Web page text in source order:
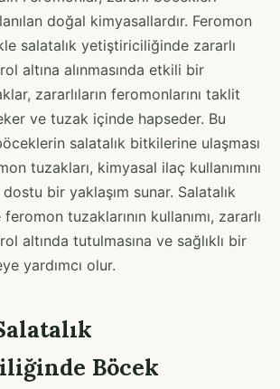
doğal kimyasallardır. Feromon
salatalık yetiştiriciliğinde zararlı
altına alınmasında etkili bir
zararlıların feromonlarını taklit
ve tuzak içinde hapseder. Bu
salatalık bitkilerine ulaşması
tuzakları, kimyasal ilaç kullanımını
bir yaklaşım sunar. Salatalık
tuzaklarının kullanımı, zararlı
altında tutulmasına ve sağlıklı bir
yardımcı olur.
Böcek